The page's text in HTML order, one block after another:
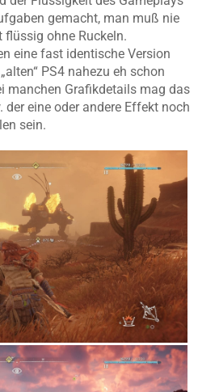
gemacht, man muß nie
flüssig ohne Ruckeln.
eine fast identische Version
PS4 nahezu eh schon
manchen Grafikdetails mag das
der eine oder andere Effekt noch
sein.